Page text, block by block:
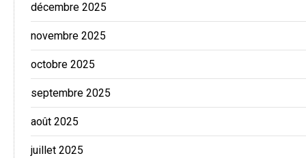
décembre 2025
novembre 2025
octobre 2025
septembre 2025
août 2025
juillet 2025